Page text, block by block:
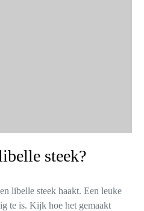
steek?
libelle steek haakt. Een leuke
te is. Kijk hoe het gemaakt